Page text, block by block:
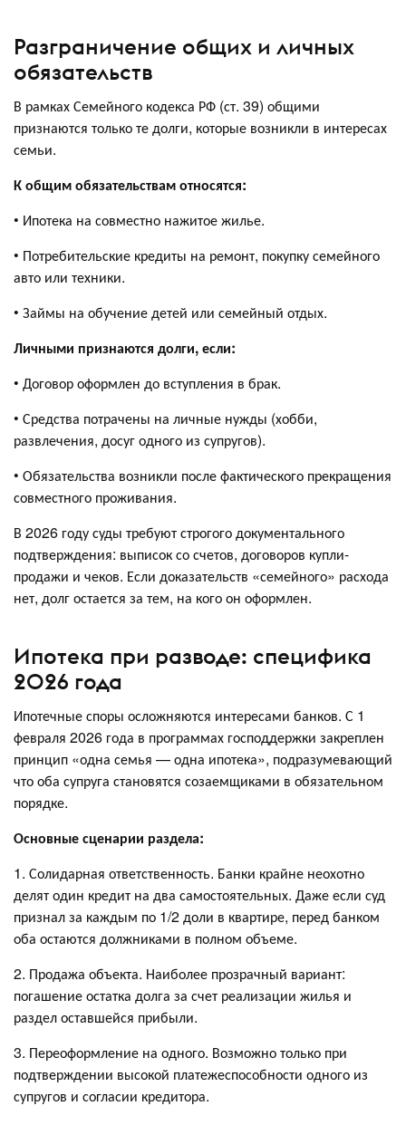
Разграничение общих и личных
обязательств
В рамках Семейного кодекса РФ (ст. 39) общими
признаются только те долги, которые возникли в интересах
семьи.
К общим обязательствам относятся:
• Ипотека на совместно нажитое жилье.
• Потребительские кредиты на ремонт, покупку семейного
авто или техники.
• Займы на обучение детей или семейный отдых.
Личными признаются долги, если:
• Договор оформлен до вступления в брак.
• Средства потрачены на личные нужды (хобби,
развлечения, досуг одного из супругов).
• Обязательства возникли после фактического прекращения
совместного проживания.
В 2026 году суды требуют строгого документального
подтверждения: выписок со счетов, договоров купли-
продажи и чеков. Если доказательств «семейного» расхода
нет, долг остается за тем, на кого он оформлен.
Ипотека при разводе: специфика
2026 года
Ипотечные споры осложняются интересами банков. С 1
февраля 2026 года в программах господдержки закреплен
принцип «одна семья — одна ипотека», подразумевающий
что оба супруга становятся созаемщиками в обязательном
порядке.
Основные сценарии раздела:
1. Солидарная ответственность. Банки крайне неохотно
делят один кредит на два самостоятельных. Даже если суд
признал за каждым по 1/2 доли в квартире, перед банком
оба остаются должниками в полном объеме.
2. Продажа объекта. Наиболее прозрачный вариант:
погашение остатка долга за счет реализации жилья и
раздел оставшейся прибыли.
3. Переоформление на одного. Возможно только при
подтверждении высокой платежеспособности одного из
супругов и согласии кредитора.